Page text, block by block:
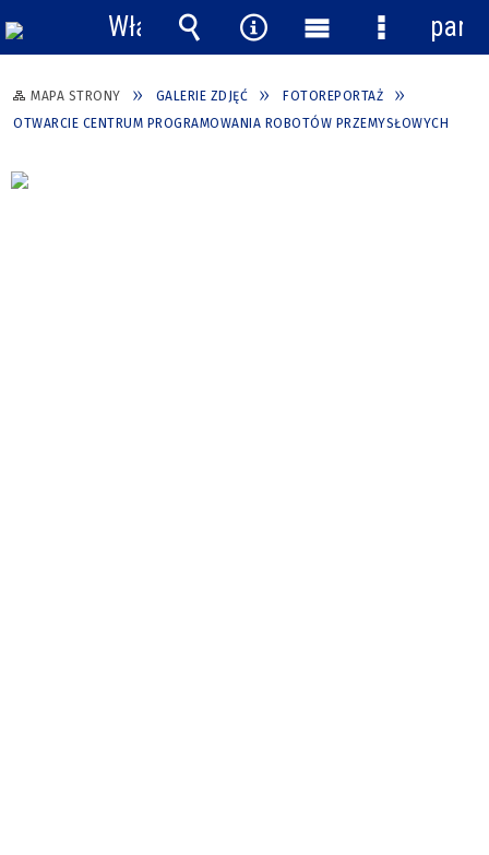
MAPA STRONY GALERIE ZDJĘĆ
FOTOREPORTAŻ
OTWARCIE CENTRUM PROGRAMOWANIA ROBOTÓW PRZEMYSŁOWYCH
Włącz
powiadomienia
Wyszukiwarka
Narzędzia
Menu
główne
Menu
panel